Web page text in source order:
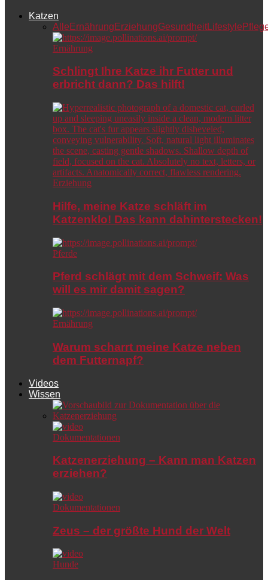
Katzen
Alle Ernährung ErziehungGesundheitLifestyle
Ernährung
Schlingt Ihre Katze ihr Futter und
erbricht dann? Das hilft!
Erziehung
Hilfe, meine Katze schläft im
Katzenklo! Das kann dahinterstecken!
Pferde
Pferd schlägt mit dem Schweif: Was
will es mir damit sagen?
Ernährung
Warum scharrt meine Katze neben
dem Futternapf?
Videos
Wissen
Dokumentationen
Katzenerziehung – Kann man Katzen
erziehen?
Dokumentationen
Zeus – der größte Hund der Welt
Hunde